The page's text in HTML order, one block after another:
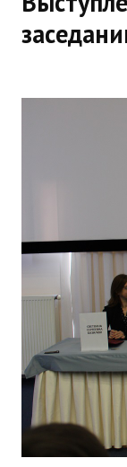
"Боевая"
В ПОМОЩЬ
Организация
Карта ГИА РК
Советуем
Готовимся к